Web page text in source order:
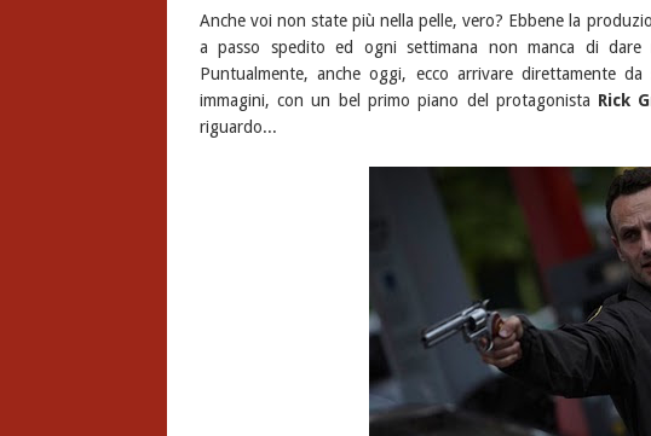
Anche voi non state più nella pelle, vero? Ebbene la
a passo spedito ed ogni settimana non manca di
Puntualmente, anche oggi, ecco arrivare direttamente
immagini, con un bel primo piano del protagonista Rick
riguardo...